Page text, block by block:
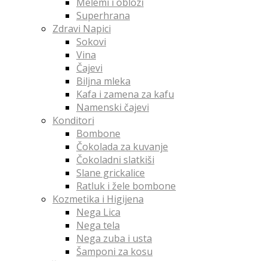
Superhrana
Zdravi Napici
Sokovi
Vina
Čajevi
Biljna mleka
Kafa i zamena za kafu
Namenski čajevi
Konditori
Bombone
Čokolada za kuvanje
Čokoladni slatkiši
Slane grickalice
Ratluk i žele bombone
Kozmetika i Higijena
Nega Lica
Nega tela
Nega zuba i usta
Šamponi za kosu